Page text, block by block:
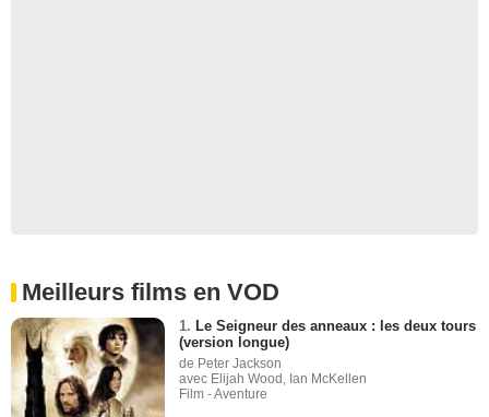
Meilleurs films en VOD
1. Le Seigneur des anneaux : les deux tours
(version longue)
de Peter Jackson
avec Elijah Wood, Ian McKellen
Film - Aventure